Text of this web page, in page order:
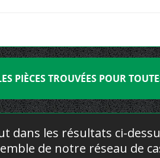
PIÈCES TROUVÉES POUR
dans les résultats ci-
de notre réseau de